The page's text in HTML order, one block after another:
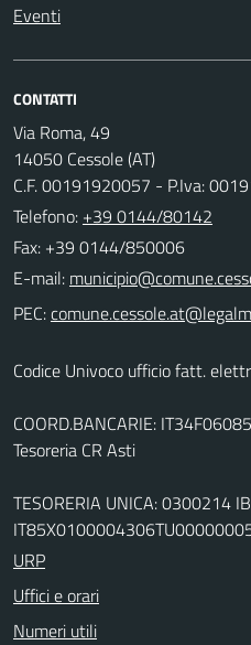
Eventi
CONTATTI
Via Roma, 49
14050 Cessole (AT)
C.F. 00191920057 - P.Iva:
Telefono: +39 0144/80142
Fax: +39 0144/850006
E-mail:
PEC:
Codice Univoco ufficio fatt.
COORD.BANCARIE:
Tesoreria CR Asti
TESORERIA UNICA: 0300214
URP
Uffici e orari
Numeri utili